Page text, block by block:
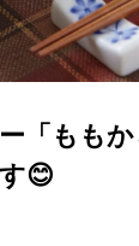
「もも
😊